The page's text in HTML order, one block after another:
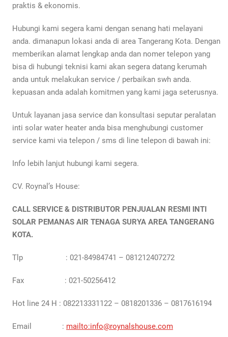
praktis & ekonomis.
Hubungi kami segera kami dengan senang hati melayani
anda. dimanapun lokasi anda di area Tangerang Kota. Dengan
memberikan alamat lengkap anda dan nomer telepon yang
bisa di hubungi teknisi kami akan segera datang kerumah
anda untuk melakukan service / perbaikan swh anda.
kepuasan anda adalah komitmen yang kami jaga seterusnya.
Untuk layanan jasa service dan konsultasi seputar peralatan
inti solar water heater anda bisa menghubungi customer
service kami via telepon / sms di line telepon di bawah ini:
Info lebih lanjut hubungi kami segera.
CV. Roynal’s House:
CALL SERVICE & DISTRIBUTOR PENJUALAN RESMI INTI
SOLAR PEMANAS AIR TENAGA SURYA AREA TANGERANG
KOTA.
Tlp : 021-84984741 – 081212407272
Fax : 021-50256412
Hot line 24 H : 082213331122 – 0818201336 – 0817616194
Email : mailto:info@roynalshouse.com